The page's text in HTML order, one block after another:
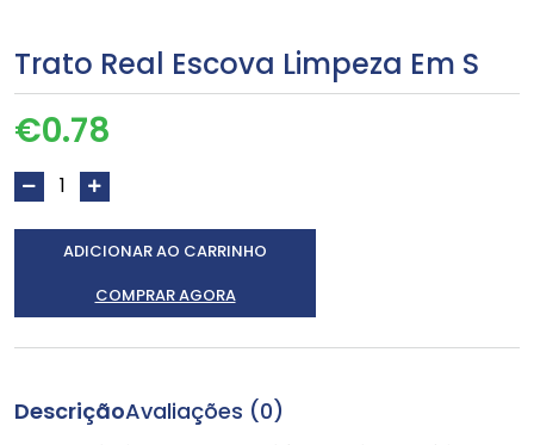
Trato Real Escova Limpeza Em S
€0.78
ADICIONAR AO CARRINHO
COMPRAR AGORA
DescriçãoAvaliações (0)